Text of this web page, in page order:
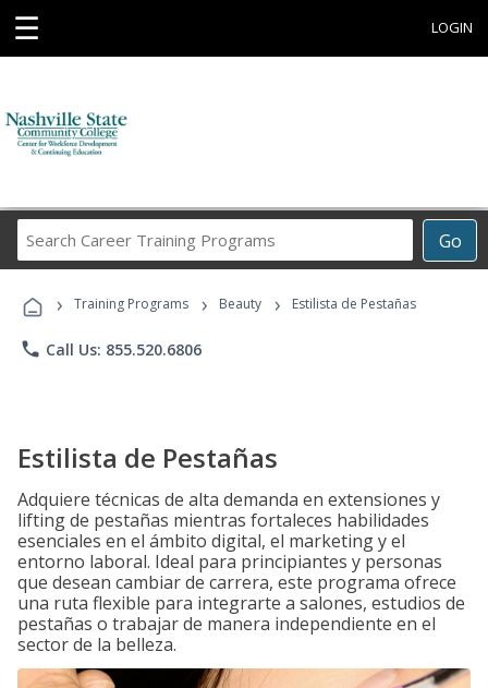
☰ LOGIN
Go
Career
Programs
› Training Programs › Beauty › Estilista de Pestañas
phone Call Us: 855.520.6806
Estilista de Pestañas
Adquiere técnicas de alta demanda en extensiones y
lifting de pestañas mientras fortaleces habilidades
esenciales en el ámbito digital, el marketing y el
entorno laboral. Ideal para principiantes y personas
que desean cambiar de carrera, este programa ofrece
una ruta flexible para integrarte a salones, estudios de
pestañas o trabajar de manera independiente en el
sector de la belleza.